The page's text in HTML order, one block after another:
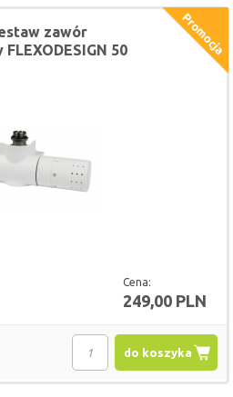
Cena:
249,00 PLN
zawór
50
do koszyka